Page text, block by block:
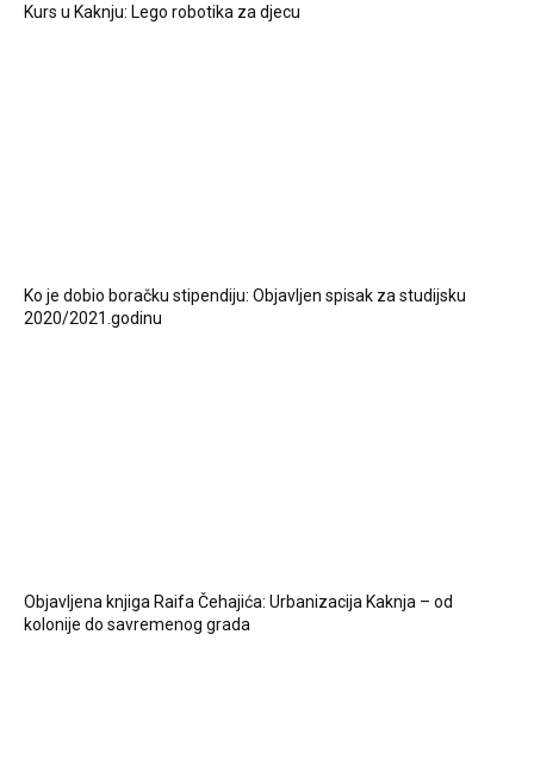
Kurs u Kaknju: Lego robotika za djecu
Ko je dobio boračku stipendiju: Objavljen spisak za studijsku
2020/2021.godinu
Objavljena knjiga Raifa Čehajića: Urbanizacija Kaknja – od
kolonije do savremenog grada